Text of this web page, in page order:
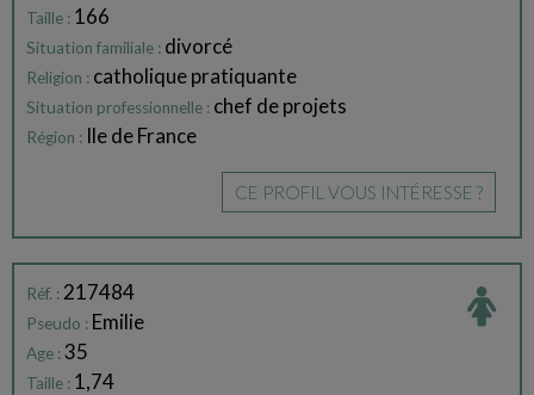
Taille : 166
Situation familiale : divorcé
Religion : catholique pratiquante
Situation professionnelle : chef de projets
Région : Ile de France
CE PROFIL VOUS INTÉRESSE ?
Réf. : 217484
Pseudo : Emilie
Age :35
Taille : 1,74